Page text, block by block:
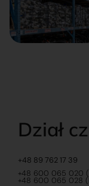
Dział
+48 89 762 17 39
+48 600 065 020
+48 600 065 028